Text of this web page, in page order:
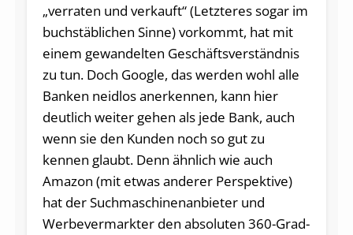
„verraten und verkauft“ (Letzteres sogar im
buchstäblichen Sinne) vorkommt, hat mit
einem gewandelten Geschäftsverständnis
zu tun. Doch Google, das werden wohl alle
Banken neidlos anerkennen, kann hier
deutlich weiter gehen als jede Bank, auch
wenn sie den Kunden noch so gut zu
kennen glaubt. Denn ähnlich wie auch
Amazon (mit etwas anderer Perspektive)
hat der Suchmaschinenanbieter und
Werbevermarkter den absoluten 360-Grad-